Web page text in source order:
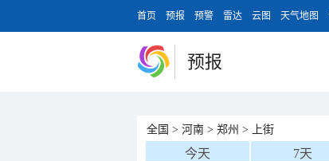
首页 预报 预警 雷达 云图 天气地图
预报
全国 > 河南 > 郑州 > 上街
今天 7天